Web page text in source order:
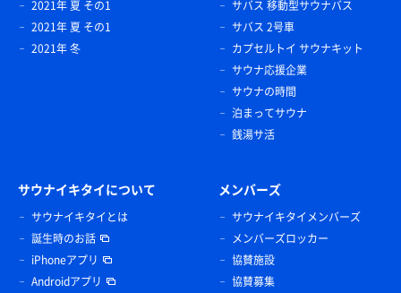
2021年 夏 その1
2021年 夏 その1
2021年 冬
サバス 移動型サウナバス
サバス 2号車
カプセルトイ サウナキット
サウナ応援企業
サウナの時間
泊まってサウナ
銭湯サ活
サウナイキタイについて
サウナイキタイとは
誕生時のお話
iPhoneアプリ
Androidアプリ
メンバーズ
サウナイキタイメンバーズ
メンバーズロッカー
協賛施設
協賛募集